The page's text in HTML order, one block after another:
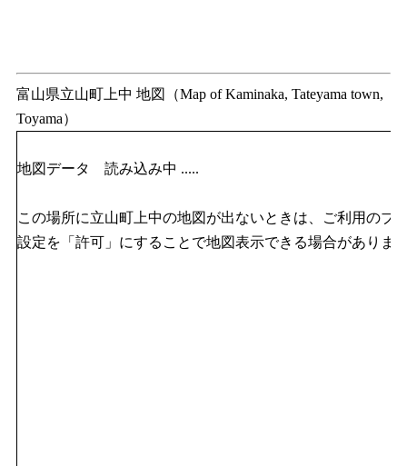
富山県立山町上中 地図（Map of Kaminaka, Tateyama town,
Toyama）
地図データ 読み込み中 .....
この場所に立山町上中の地図が出ないときは、ご利用のブ
設定を「許可」にすることで地図表示できる場合がありま